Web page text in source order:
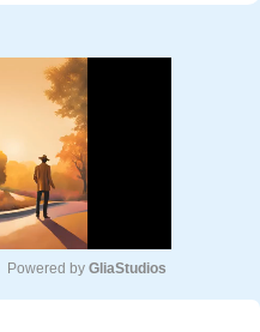
Powered by GliaStudios